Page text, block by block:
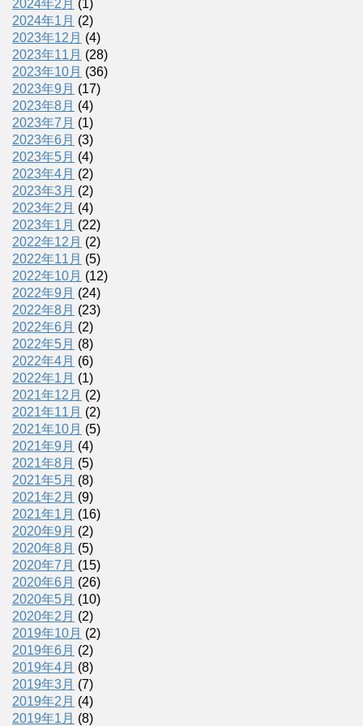
2024年2月 (1)
2024年1月 (2)
2023年12月 (4)
2023年11月 (28)
2023年10月 (36)
2023年9月 (17)
2023年8月 (4)
2023年7月 (1)
2023年6月 (3)
2023年5月 (4)
2023年4月 (2)
2023年3月 (2)
2023年2月 (4)
2023年1月 (22)
2022年12月 (2)
2022年11月 (5)
2022年10月 (12)
2022年9月 (24)
2022年8月 (23)
2022年6月 (2)
2022年5月 (8)
2022年4月 (6)
2022年1月 (1)
2021年12月 (2)
2021年11月 (2)
2021年10月 (5)
2021年9月 (4)
2021年8月 (5)
2021年5月 (8)
2021年2月 (9)
2021年1月 (16)
2020年9月 (2)
2020年8月 (5)
2020年7月 (15)
2020年6月 (26)
2020年5月 (10)
2020年2月 (2)
2019年10月 (2)
2019年6月 (2)
2019年4月 (8)
2019年3月 (7)
2019年2月 (4)
2019年1月 (8)